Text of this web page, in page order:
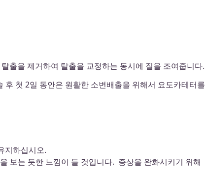
출을 제거하여 탈출을 교정하는 동시에 질을 조여줍니다.
첫 2일 동안은 원활한 소변배출을 위해서 요도카테터를
지하십시오.
보는 듯한 느낌이 들 것입니다. 증상을 완화시키기 위해